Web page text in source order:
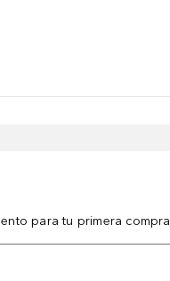
para tu primera compra